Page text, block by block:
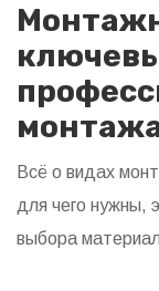
Всё о видах
для чего нужны,
выбора